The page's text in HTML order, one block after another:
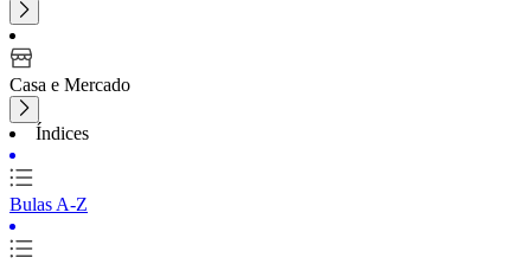
Casa e Mercado
Índices
Bulas A-Z